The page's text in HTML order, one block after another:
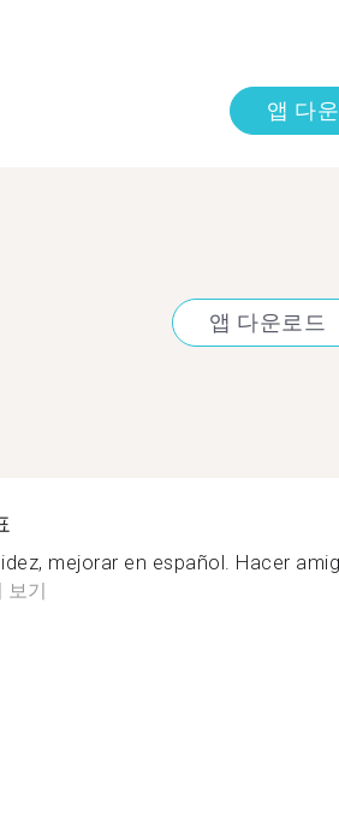
앱 다
앱 다운로드
mejorar en español. Hacer
보기